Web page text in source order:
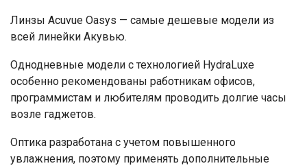
Линзы Acuvue Oasys — самые дешевые модели из
всей линейки Акувью.
Однодневные модели с технологией HydraLuxe
особенно рекомендованы работникам офисов,
программистам и любителям проводить долгие часы
возле гаджетов.
Оптика разработана с учетом повышенного
увлажнения, поэтому применять дополнительные